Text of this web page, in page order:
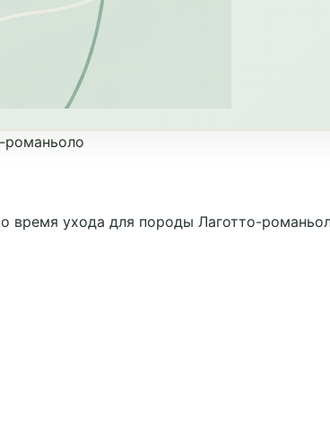
романьоло
время ухода для породы Лаготто-